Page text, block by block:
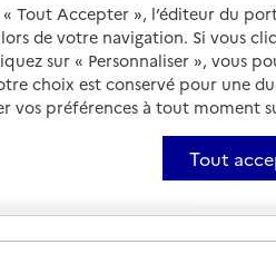
Tout Accepter », l’éditeur du
de votre navigation. Si vous
sur « Personnaliser », vous
choix est conservé pour une
vos préférences à tout moment
Tout